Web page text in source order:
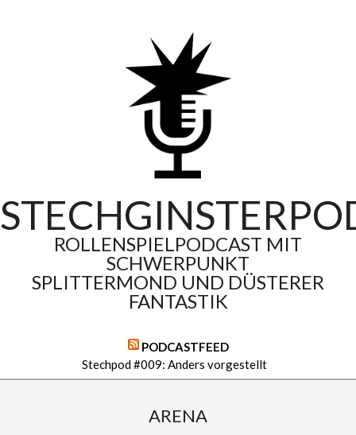
ROLLENSPIELPODCAST MIT
SCHWERPUNKT
SPLITTERMOND UND DÜSTERER
FANTASTIK
PODCASTFEED
Stechpod #009: Anders vorgestellt
ARENA